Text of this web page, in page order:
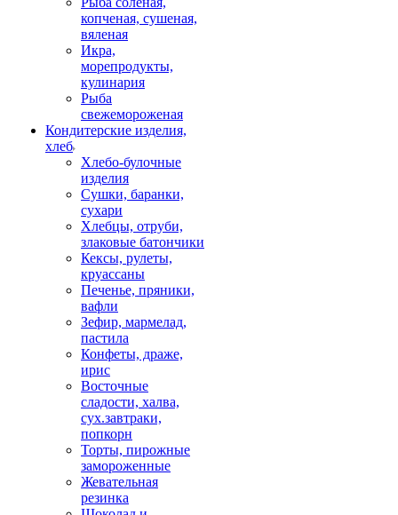
копченая, сушеная,
вяленая
Икра,
морепродукты,
кулинария
Рыба
свежемороженая
Кондитерские изделия,
хлеб
Хлебо-булочные
изделия
Сушки, баранки,
сухари
Хлебцы, отруби,
злаковые батончики
Кексы, рулеты,
круассаны
Печенье, пряники,
вафли
Зефир, мармелад,
пастила
Конфеты, драже,
ирис
Восточные
сладости, халва,
сух.завтраки,
попкорн
Торты, пирожные
замороженные
Жевательная
резинка